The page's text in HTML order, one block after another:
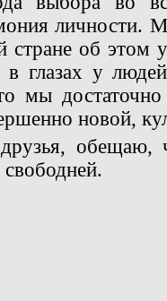
личности.
стране об
в глазах у
мы достаточно
новой,
обещаю,